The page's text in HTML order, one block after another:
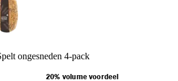
ongesneden 4-pack
20% volume voordeel